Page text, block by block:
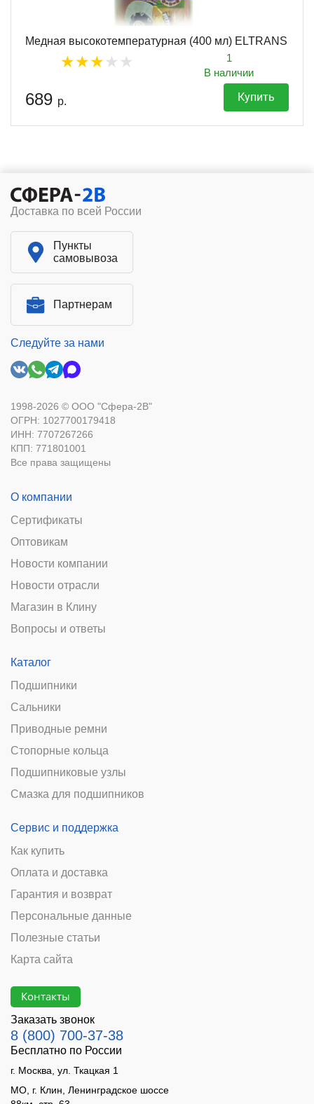
Медная высокотемпературная (400 мл) ELTRANS
1
В наличии
689 р. Купить
Доставка по всей России
Пункты
самовывоза
Партнерам
Следуйте за нами
1998-2026 © ООО "Сфера-2В"
ОГРН: 1027700179418
ИНН: 7707267266
КПП: 771801001
Все права защищены
О компании
Сертификаты
Оптовикам
Новости компании
Новости отрасли
Магазин в Клину
Вопросы и ответы
Каталог
Подшипники
Сальники
Приводные ремни
Стопорные кольца
Подшипниковые узлы
Смазка для подшипников
Сервис и поддержка
Как купить
Оплата и доставка
Гарантия и возврат
Персональные данные
Полезные статьи
Карта сайта
Контакты
Заказать звонок
8 (800) 700-37-38
Бесплатно по России
г. Москва, ул. Ткацкая 1
МО, г. Клин, Ленинградское шоссе